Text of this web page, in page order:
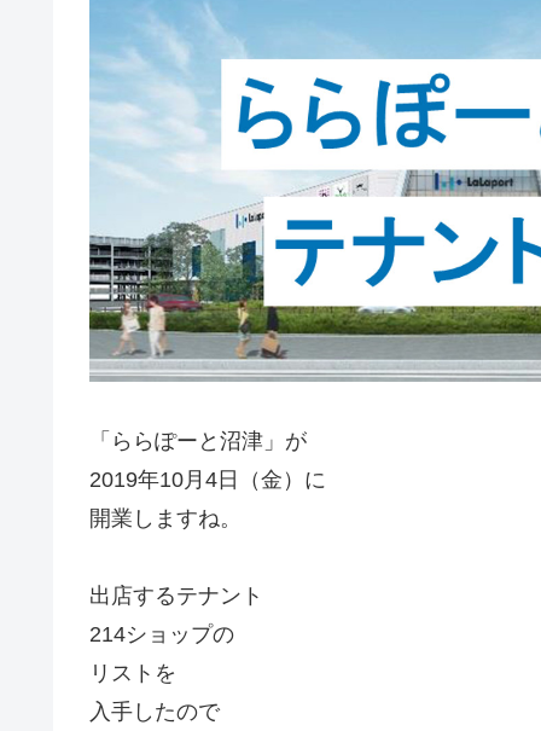
「ららぽーと沼津」が
2019年10月4日（金）に
開業しますね。
出店するテナント
214ショップの
リストを
入手したので